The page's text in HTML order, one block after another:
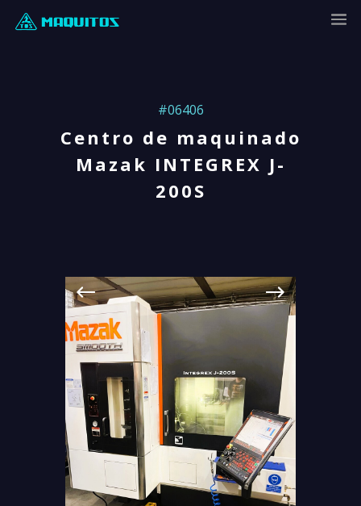
#06406
Centro de maquinado
Mazak INTEGREX J-
200S